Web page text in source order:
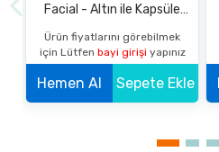
Facial - Altın ile Kapsüle
Edilmiş C Vitamini İçeren
Cilt Yenileyici Profesyonel
Ev Peelingi
Ürün fiyatlarını görebilmek
için Lütfen bayi girişi yapınız
Hemen Al Sepete Ekle